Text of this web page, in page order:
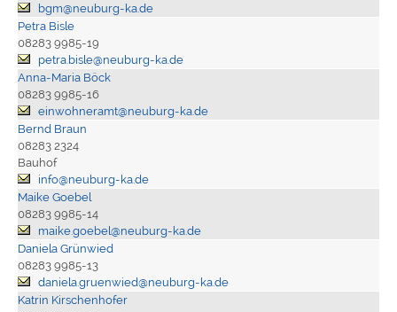
bgm@neuburg-ka.de
Petra Bisle
08283 9985-19
petra.bisle@neuburg-ka.de
Anna-Maria Böck
08283 9985-16
einwohneramt@neuburg-ka.de
Bernd Braun
08283 2324
Bauhof
info@neuburg-ka.de
Maike Goebel
08283 9985-14
maike.goebel@neuburg-ka.de
Daniela Grünwied
08283 9985-13
daniela.gruenwied@neuburg-ka.de
Katrin Kirschenhofer